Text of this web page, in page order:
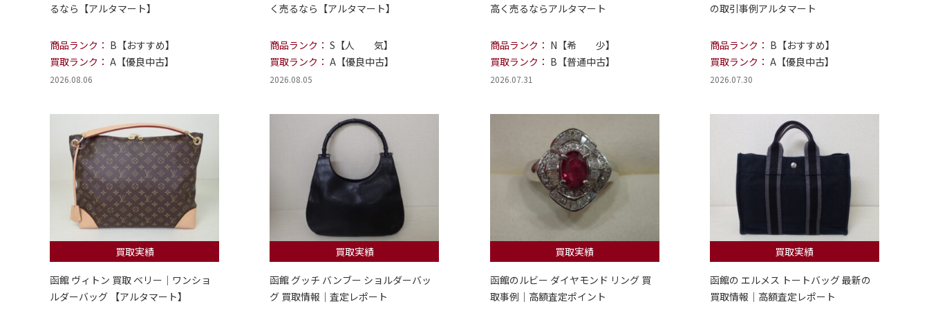
るなら【アルタマート】
商品ランク： B【おすすめ】
買取ランク： A【優良中古】
2026.08.06
く売るなら【アルタマート】
商品ランク： S【人 気】
買取ランク： A【優良中古】
2026.08.05
高く売るならアルタマート
商品ランク： N【希 少】
買取ランク： B【普通中古】
2026.07.31
の取引事例アルタマート
商品ランク： B【おすすめ】
買取ランク： A【優良中古】
2026.07.30
買取実績
函館 ヴィトン 買取 ベリー｜ワンショ
ルダーバッグ 【アルタマート】
買取実績
函館 グッチ バンブー ショルダーバッ
グ 買取情報｜査定レポート
買取実績
函館のルビー ダイヤモンド リング 買
取事例｜高額査定ポイント
買取実績
函館の エルメス トートバッグ 最新の
買取情報｜高額査定レポート